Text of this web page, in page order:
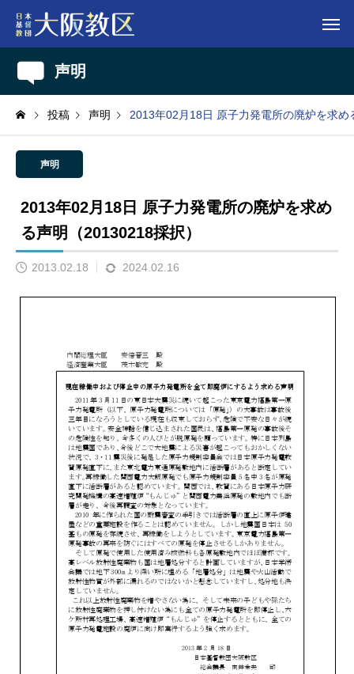
声明
投稿 声明 2013年02月18日 原子力発電所の廃炉を求
声明
2013年02月18日 原子力発電所の廃炉を求め
る声明（20130218採択）
2013.02.18 2024.02.16